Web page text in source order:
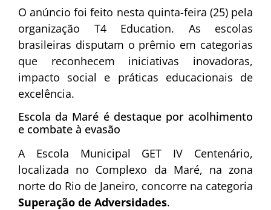
O anúncio foi feito nesta quinta-feira (25) pela
organização T4 Education. As escolas
brasileiras disputam o prêmio em categorias
que reconhecem iniciativas inovadoras,
impacto social e práticas educacionais de
excelência.
Escola da Maré é destaque por acolhimento
e combate à evasão
A Escola Municipal GET IV Centenário,
localizada no Complexo da Maré, na zona
norte do Rio de Janeiro, concorre na categoria
Superação de Adversidades.